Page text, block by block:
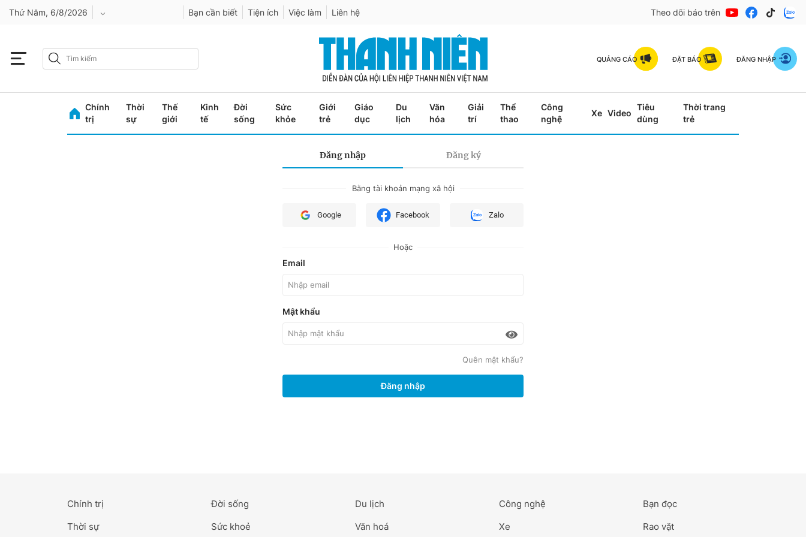
Thứ Năm, 6/8/2026
Bình Phước
Bạn cần biết Tiện ích Việc làm Liên hệ Theo dõi báo trên
QUẢNG CÁO ĐẶT BÁO ĐĂNG NHẬP
Chính
trị
Thời
sự
Thế
giới
Kinh
tế
Đời
sống
Sức
khỏe
Giới
trẻ
Giáo
dục
Du
lịch
Văn
hóa
Giải
trí
Thể
thao
Công
nghệ
Xe Video
Tiêu
dùng
Thời trang
trẻ
Đăng nhập Đăng ký
Bằng tài khoản mạng xã hội
Google Facebook Zalo
Hoặc
Email
Mật khẩu
Quên mật khẩu?
Đăng nhập
Chính trị
Thời sự
Đời sống
Sức khoẻ
Du lịch
Văn hoá
Công nghệ
Xe
Bạn đọc
Rao vặt